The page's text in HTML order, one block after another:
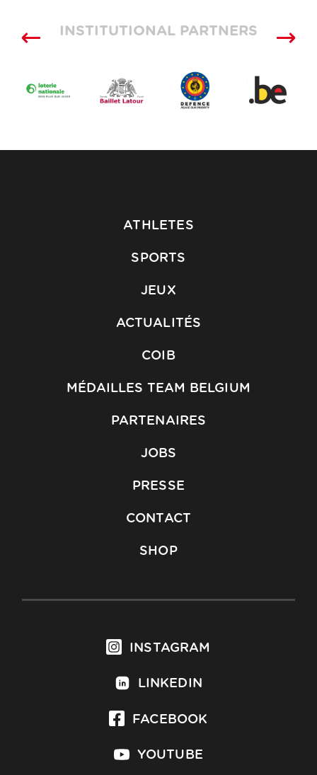
INSTITUTIONAL PARTNERS
ATHLETES
SPORTS
JEUX
ACTUALITÉS
COIB
MÉDAILLES TEAM BELGIUM
PARTENAIRES
JOBS
PRESSE
CONTACT
SHOP
INSTAGRAM
LINKEDIN
FACEBOOK
YOUTUBE